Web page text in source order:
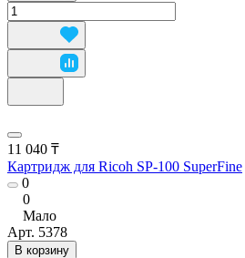
11 040 ₸
Картридж для Ricoh SP-100 SuperFine
0
0
Мало
Арт. 5378
В корзину